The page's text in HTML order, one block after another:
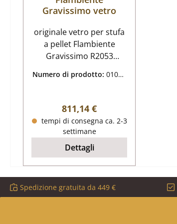
Gravissimo vetro
originale vetro per stufa
a pellet Flambiente
Gravissimo R2053
R2053 vetro dati chiave:
Numero di prodotto:01068
Prezzo normale:
811,14 €
tempi di consegna ca. 2-3
settimane
Dettagli
Spedizione gratuita da 449 €